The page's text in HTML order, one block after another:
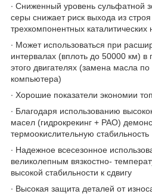
∙ Сниженный уровень сульфатной
серы снижает риск выхода из
трехкомпонентных каталитических
∙ Может использоваться при
интервалах (вплоть до 50000 км) в
этого двигателях (замена масла
компьютера)
∙ Хорошие показатели экономии
∙ Благодаря использованию
масел (гидрокрекинг + PAO)
термоокислительную стабильность
∙ Надежное всесезонное
великолепным вязкостно-
высокой стабильности к сдвигу
∙ Высокая защита деталей от